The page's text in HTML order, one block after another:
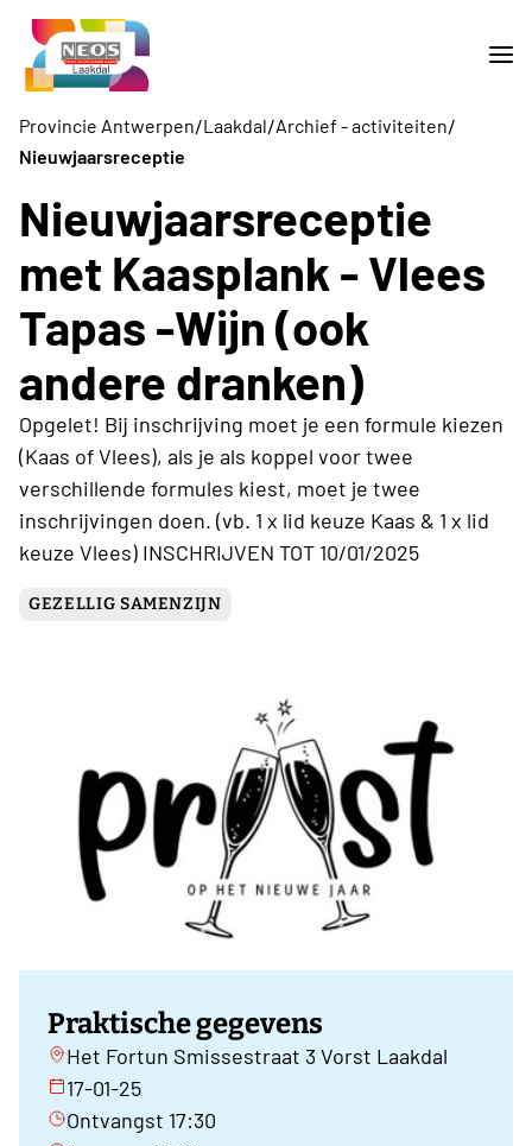
Provincie Antwerpen/Laakdal/Archief - activiteiten/
Nieuwjaarsreceptie
Nieuwjaarsreceptie
met Kaasplank - Vlees
Tapas -Wijn (ook
andere dranken)
Opgelet! Bij inschrijving moet je een formule kiezen
(Kaas of Vlees), als je als koppel voor twee
verschillende formules kiest, moet je twee
inschrijvingen doen. (vb. 1 x lid keuze Kaas & 1 x lid
keuze Vlees) INSCHRIJVEN TOT 10/01/2025
GEZELLIG SAMENZIJN
Praktische gegevens
Het Fortun Smissestraat 3 Vorst Laakdal
17-01-25
Ontvangst 17:30